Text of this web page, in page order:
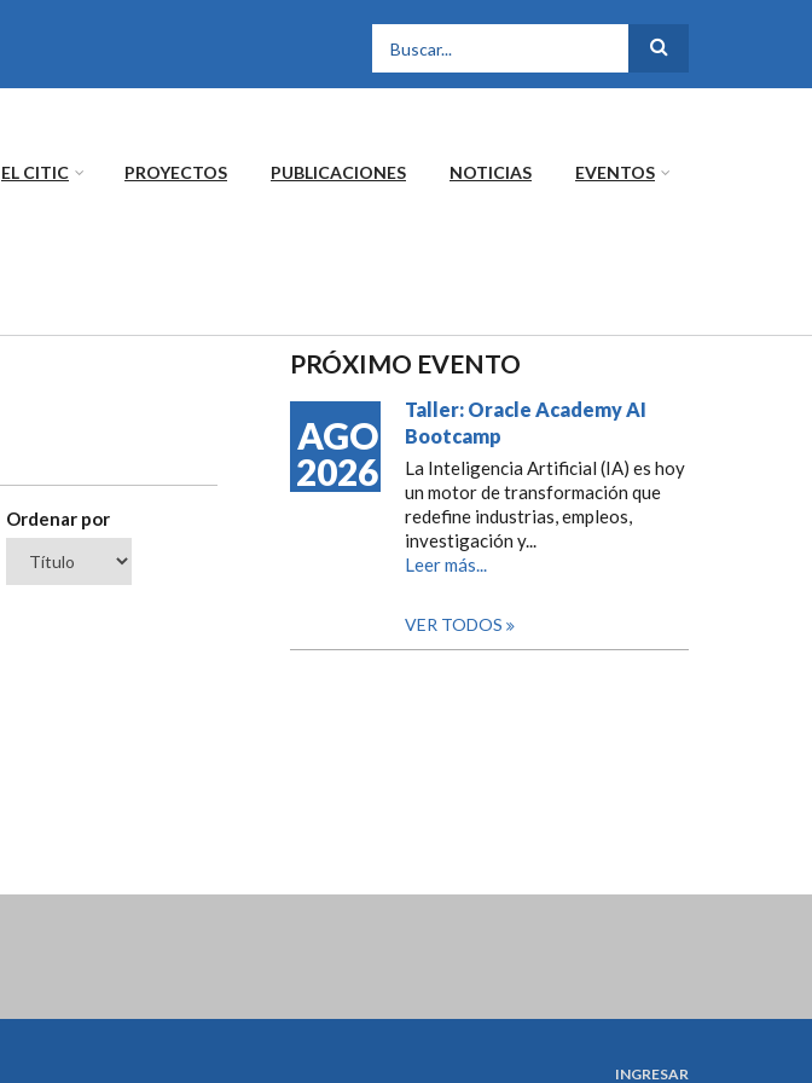
FORMULARIO DE
EL CITIC PROYECTOS PUBLICACIONES NOTICIAS EVENTOS
Ordenar por
PRÓXIMO EVENTO
AGO
2026
Taller: Oracle Academy AI
Bootcamp
La Inteligencia Artificial (IA) es hoy
un motor de transformación que
redefine industrias, empleos,
investigación y...
Leer más...
VER TODOS
INGRESAR